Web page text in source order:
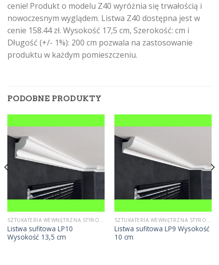
cenie! Produkt o modelu Z40 wyróżnia się trwałością i
nowoczesnym wyglądem. Listwa Z40 dostępna jest w
cenie 158.44 zł. Wysokość 17,5 cm, Szerokość: cm i
Długość (+/- 1%): 200 cm pozwala na zastosowanie
produktu w każdym pomieszczeniu.
PODOBNE PRODUKTY
SZTUKATERIA WEWNĘTRZNA STYROPIANOWA
Listwa sufitowa LP10
Wysokość 13,5 cm
SZTUKATERIA WEWNĘTRZNA STYROPIANOWA
Listwa sufitowa LP9 Wysokość
10 cm